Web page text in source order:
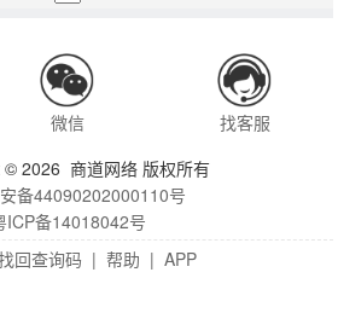
微信
找客服
© 2026 商道网络 版权所有
备44090202000110号
ICP备14018042号
回查询码 | 帮助 | APP